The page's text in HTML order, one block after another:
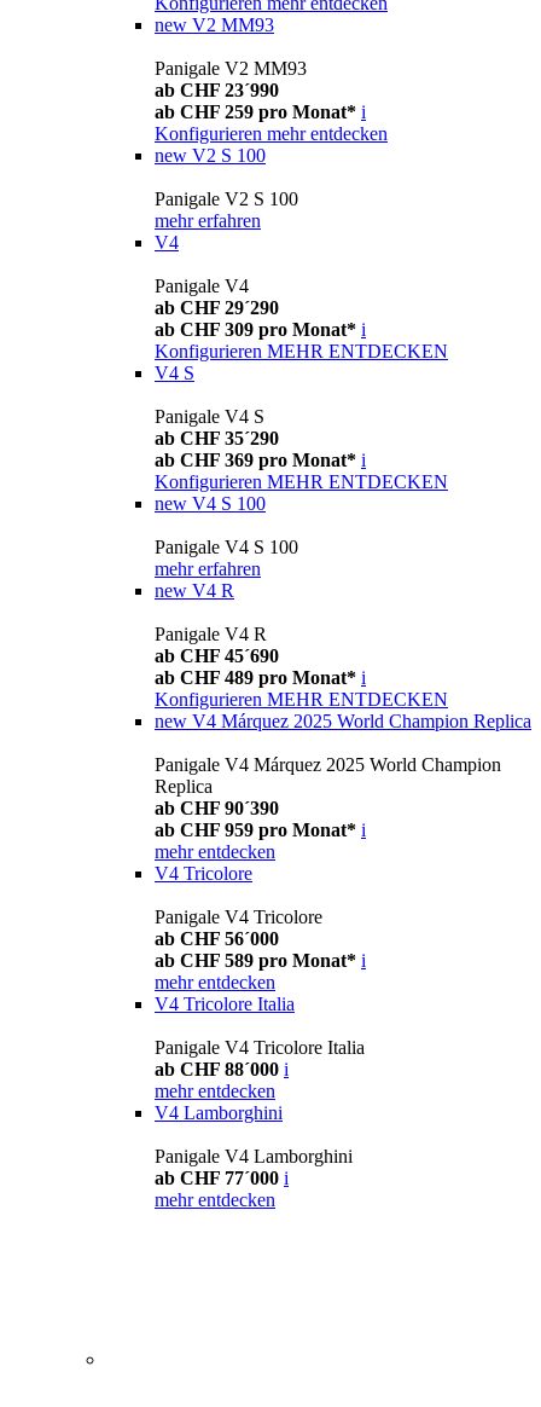
new V2 MM93
Panigale V2 MM93
ab CHF 23´990
ab CHF 259 pro Monat* i
Konfigurieren mehr entdecken
new V2 S 100
Panigale V2 S 100
mehr erfahren
V4
Panigale V4
ab CHF 29´290
ab CHF 309 pro Monat* i
Konfigurieren MEHR ENTDECKEN
V4 S
Panigale V4 S
ab CHF 35´290
ab CHF 369 pro Monat* i
Konfigurieren MEHR ENTDECKEN
new V4 S 100
Panigale V4 S 100
mehr erfahren
new V4 R
Panigale V4 R
ab CHF 45´690
ab CHF 489 pro Monat* i
Konfigurieren MEHR ENTDECKEN
new V4 Márquez 2025 World Champion Replica
Panigale V4 Márquez 2025 World Champion
Replica
ab CHF 90´390
ab CHF 959 pro Monat* i
mehr entdecken
V4 Tricolore
Panigale V4 Tricolore
ab CHF 56´000
ab CHF 589 pro Monat* i
mehr entdecken
V4 Tricolore Italia
Panigale V4 Tricolore Italia
ab CHF 88´000 i
mehr entdecken
V4 Lamborghini
Panigale V4 Lamborghini
ab CHF 77´000 i
mehr entdecken